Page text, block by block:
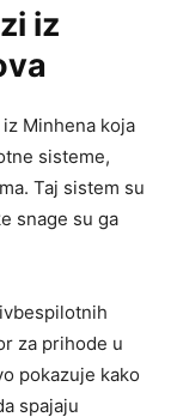
iz
Minhena koja
sisteme,
Taj sistem su
snage su ga
za prihode u
pokazuje kako
spajaju